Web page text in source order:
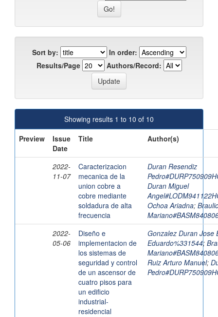
Sort by:
In order:
Results/Page
Authors/Record:
Showing results 1 to 10 of 10
Preview
Issue
Date
Title Author(s)
2022-
11-07
Caracterizacion
mecanica de la
union cobre a
cobre mediante
soldadura de alta
frecuencia
Duran Resendiz
Duran Miguel
Ochoa Ariadna;
2022-
05-06
Diseño e
implementacion de
los sistemas de
seguridad y control
de un ascensor de
cuatro pisos para
un edificio
industrial-
residencial
Gonzalez Duran Jose
Eduardo%331544;
Ruiz Arturo Manuel;